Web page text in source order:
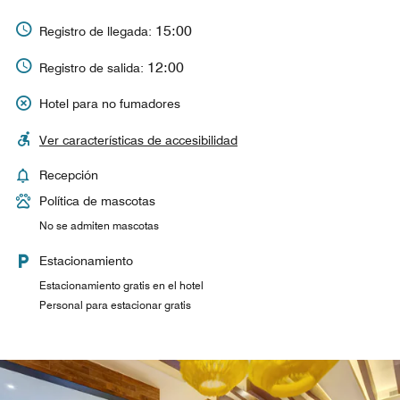
Registro de llegada: 15:00
Registro de salida: 12:00
Hotel para no fumadores
Ver características de accesibilidad
Recepción
Política de mascotas
No se admiten mascotas
Estacionamiento
Estacionamiento gratis en el hotel
Personal para estacionar gratis